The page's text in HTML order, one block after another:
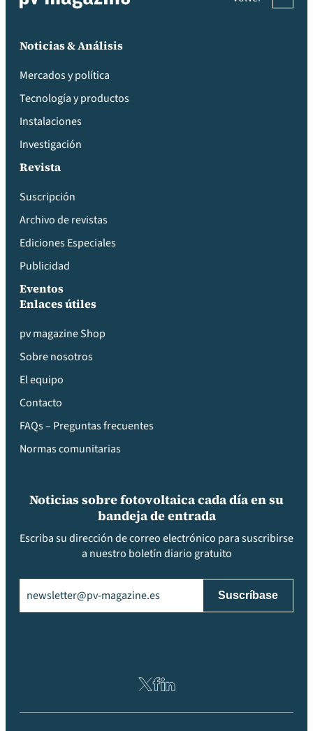
Noticias & Análisis
Mercados y política
Tecnología y productos
Instalaciones
Investigación
Revista
Suscripción
Archivo de revistas
Ediciones Especiales
Publicidad
Eventos
Enlaces útiles
pv magazine Shop
Sobre nosotros
El equipo
Contacto
FAQs – Preguntas frecuentes
Normas comunitarias
Noticias sobre fotovoltaica cada día en su
bandeja de entrada
Escriba su dirección de correo electrónico para suscribirse
a nuestro boletín diario gratuito